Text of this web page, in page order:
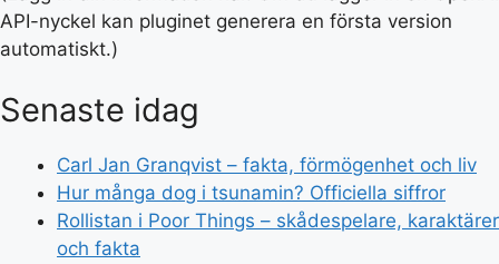
API-nyckel kan pluginet generera en första version
automatiskt.)
Senaste idag
Carl Jan Granqvist – fakta, förmögenhet och liv
Hur många dog i tsunamin? Officiella siffror
Rollistan i Poor Things – skådespelare, karaktärer
och fakta